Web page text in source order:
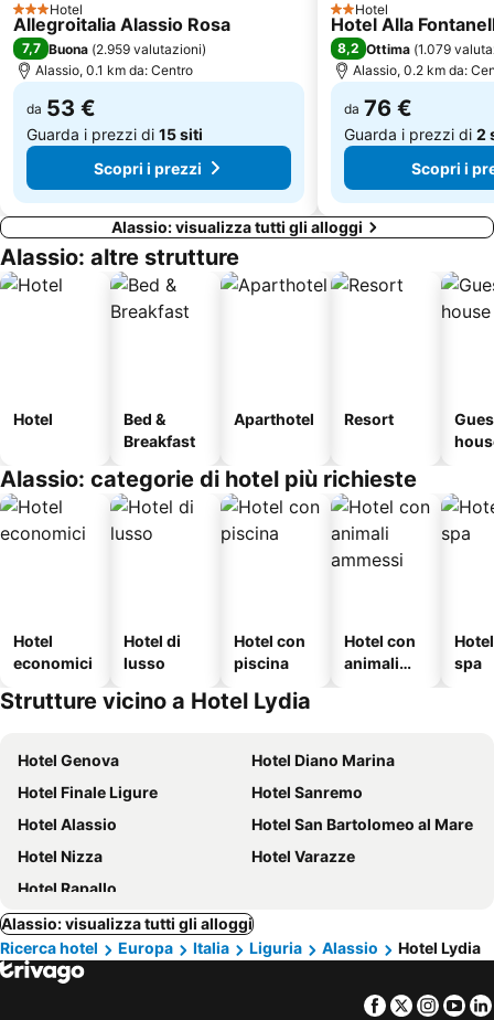
Baia Azzurra
Lido Scogliera
Monesi di Triora
Marina di San Lorenzo
Portosole
Lungomare Argentina
Vecchia Darsena
3 StelleHotel
Allegroitalia Alassio Rosa
7,7 Buona (2.959 valutazioni)
Alassio, 0.1 km da: Centro
da 53 €
Guarda i prezzi di 15 siti
Scopri i prezzi
2 Stelle
Hotel
Hotel Alla
8,2 Ottima (1.079
Alassio, 0.2 km da:
da 76 €
Guarda i prezzi di 2
Scopri i
Alassio: visualizza tutti gli alloggi
Alassio: altre strutture
Hotel
Bed &
Breakfast
Aparthotel Resort
Alassio: categorie di hotel più richieste
Hotel
economici
Hotel di
lusso
Hotel con
piscina
Hotel con
animali
spa
Strutture vicino a Hotel Lydia
Hotel Genova
Hotel Diano Marina
Hotel Finale Ligure
Hotel Sanremo
Hotel Alassio
Hotel San Bartolomeo al Mare
Hotel Nizza
Hotel Varazze
Hotel Rapallo
Alassio: visualizza tutti gli alloggi
Ricerca hotel
Europa Italia Liguria Alassio Hotel Lydia
Facebook
Twitter